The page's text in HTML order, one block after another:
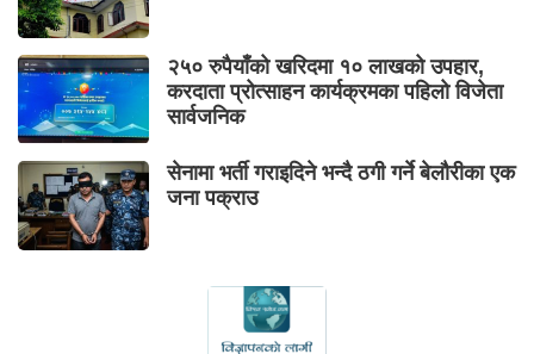
२५० रुपैयाँको खरिदमा १० लाखको उपहार,
करदाता प्रोत्साहन कार्यक्रमका पहिलो विजेता
सार्वजनिक
सेनामा भर्ती गराइदिने भन्दै ठगी गर्ने बेलौरीका एक
जना पक्राउ